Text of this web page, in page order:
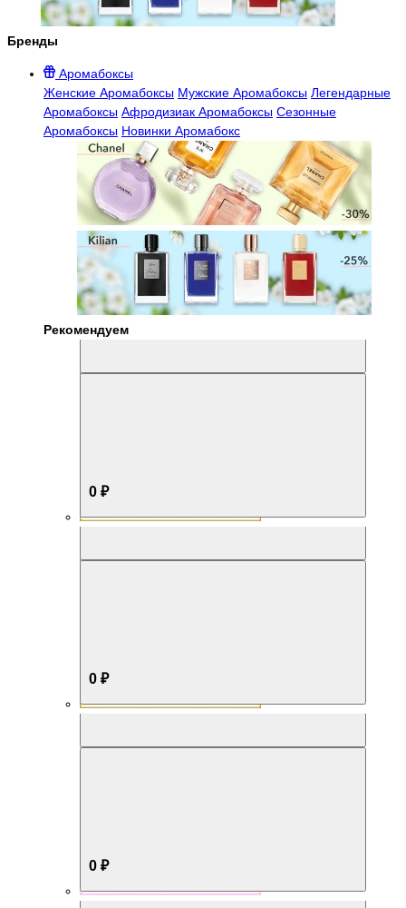
Бренды
Аромабоксы
Женские Аромабоксы Мужские Аромабоксы Легендарные
Аромабоксы Афродизиак Аромабоксы Сезонные
Аромабоксы Новинки Аромабокс
Рекомендуем
0 ₽
0 ₽
0 ₽